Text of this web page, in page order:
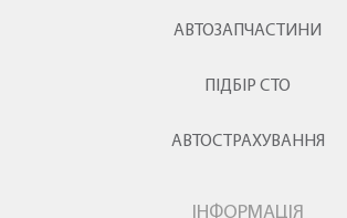
АВТОЗАПЧАСТИНИ
ПІДБІР СТО
АВТОСТРАХУВАННЯ
ІНФОРМАЦІЯ